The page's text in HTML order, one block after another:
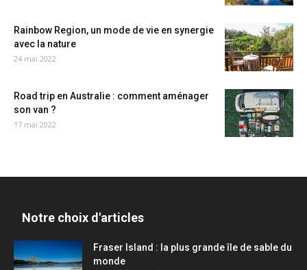
Rainbow Region, un mode de vie en synergie
avec la nature
24 mai 2022
Road trip en Australie : comment aménager
son van ?
17 mai 2022
Notre choix d'articles
Fraser Island : la plus grande île de sable du
monde